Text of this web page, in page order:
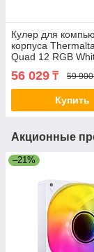
Кулер для
корпуса
Quad 12 RGB
Pack) 2-009545
PL12SW-A
56 029 ₸ 59
Купить
Акционные
–21%